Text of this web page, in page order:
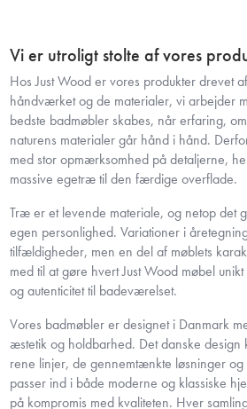
Vi er utroligt stolte af vores
Hos Just Wood er vores produkter drevet
håndværket og de materialer, vi arbejder
bedste badmøbler skabes, når erfaring,
naturens materialer går hånd i hånd.
med stor opmærksomhed på detaljerne,
massive egetræ til den færdige overflade.
Træ er et levende materiale, og netop det
egen personlighed. Variationer i
tilfældigheder, men en del af møblets
med til at gøre hvert Just Wood møbel
og autenticitet til badeværelset.
Vores badmøbler er designet i Danmark
æstetik og holdbarhed. Det danske design
rene linjer, de gennemtænkte løsninger
passer ind i både moderne og klassiske
på kompromis med kvaliteten. Hver